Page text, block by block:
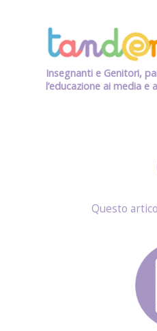
Insegnanti e Genitori,
l’educazione ai media